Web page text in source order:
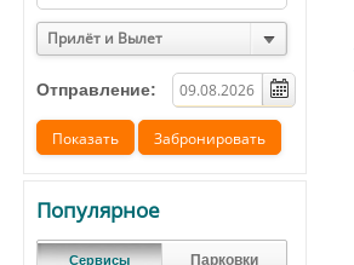
Прилёт и Вылет
Отправление:
Популярное
Сервисы Парковки